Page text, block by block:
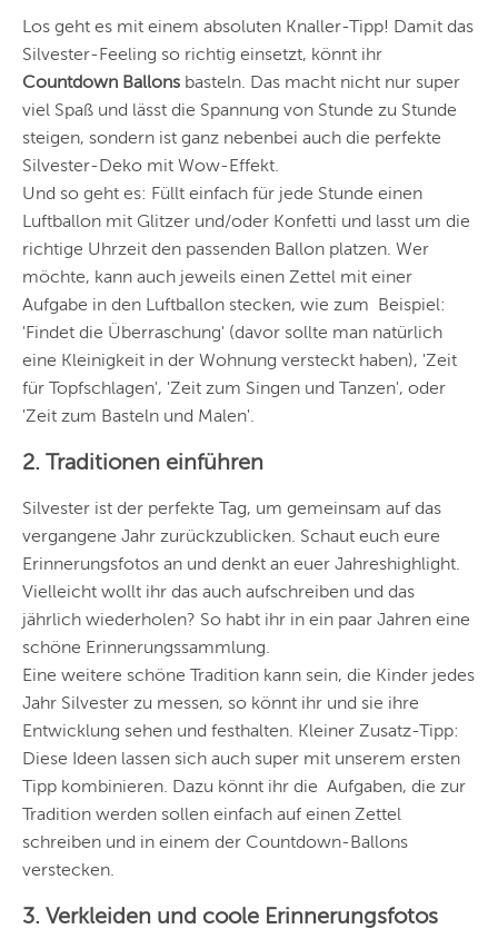
Los geht es mit einem absoluten Knaller-Tipp! Damit das
Silvester-Feeling so richtig einsetzt, könnt ihr
Countdown Ballons basteln. Das macht nicht nur super
viel Spaß und lässt die Spannung von Stunde zu Stunde
steigen, sondern ist ganz nebenbei auch die perfekte
Silvester-Deko mit Wow-Effekt.
Und so geht es: Füllt einfach für jede Stunde einen
Luftballon mit Glitzer und/oder Konfetti und lasst um die
richtige Uhrzeit den passenden Ballon platzen. Wer
möchte, kann auch jeweils einen Zettel mit einer
Aufgabe in den Luftballon stecken, wie zum Beispiel:
'Findet die Überraschung' (davor sollte man natürlich
eine Kleinigkeit in der Wohnung versteckt haben), 'Zeit
für Topfschlagen', 'Zeit zum Singen und Tanzen', oder
'Zeit zum Basteln und Malen'.
2. Traditionen einführen
Silvester ist der perfekte Tag, um gemeinsam auf das
vergangene Jahr zurückzublicken. Schaut euch eure
Erinnerungsfotos an und denkt an euer Jahreshighlight.
Vielleicht wollt ihr das auch aufschreiben und das
jährlich wiederholen? So habt ihr in ein paar Jahren eine
schöne Erinnerungssammlung.
Eine weitere schöne Tradition kann sein, die Kinder jedes
Jahr Silvester zu messen, so könnt ihr und sie ihre
Entwicklung sehen und festhalten. Kleiner Zusatz-Tipp:
Diese Ideen lassen sich auch super mit unserem ersten
Tipp kombinieren. Dazu könnt ihr die Aufgaben, die zur
Tradition werden sollen einfach auf einen Zettel
schreiben und in einem der Countdown-Ballons
verstecken.
3. Verkleiden und coole Erinnerungsfotos